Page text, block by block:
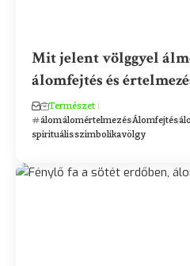
Mit jelent völggyel
álomfejtés és
Természet
álomálomértelmezésÁlomfejtés
spirituálisszimbolikavölgy